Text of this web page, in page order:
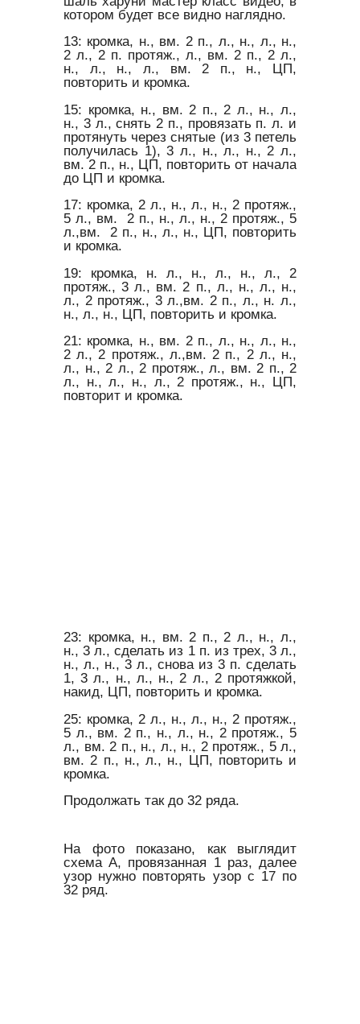
котором будет все видно наглядно.
13: кромка, н., вм. 2 п., л., н., л., н.,
2 л., 2 п. протяж., л., вм. 2 п., 2 л.,
н., л., н., л., вм. 2 п., н., ЦП,
повторить и кромка.
15: кромка, н., вм. 2 п., 2 л., н., л.,
н., 3 л., снять 2 п., провязать п. л. и
протянуть через снятые (из 3 петель
получилась 1), 3 л., н., л., н., 2 л.,
вм. 2 п., н., ЦП, повторить от начала
до ЦП и кромка.
17: кромка, 2 л., н., л., н., 2 протяж.,
5 л., вм. 2 п., н., л., н., 2 протяж., 5
л.,вм. 2 п., н., л., н., ЦП, повторить
и кромка.
19: кромка, н. л., н., л., н., л., 2
протяж., 3 л., вм. 2 п., л., н., л., н.,
л., 2 протяж., 3 л.,вм. 2 п., л., н. л.,
н., л., н., ЦП, повторить и кромка.
21: кромка, н., вм. 2 п., л., н., л., н.,
2 л., 2 протяж., л.,вм. 2 п., 2 л., н.,
л., н., 2 л., 2 протяж., л., вм. 2 п., 2
л., н., л., н., л., 2 протяж., н., ЦП,
повторит и кромка.
23: кромка, н., вм. 2 п., 2 л., н., л.,
н., 3 л., сделать из 1 п. из трех, 3 л.,
н., л., н., 3 л., снова из 3 п. сделать
1, 3 л., н., л., н., 2 л., 2 протяжкой,
накид, ЦП, повторить и кромка.
25: кромка, 2 л., н., л., н., 2 протяж.,
5 л., вм. 2 п., н., л., н., 2 протяж., 5
л., вм. 2 п., н., л., н., 2 протяж., 5 л.,
вм. 2 п., н., л., н., ЦП, повторить и
кромка.
Продолжать так до 32 ряда.
На фото показано, как выглядит
схема А, провязанная 1 раз, далее
узор нужно повторять узор с 17 по
32 ряд.